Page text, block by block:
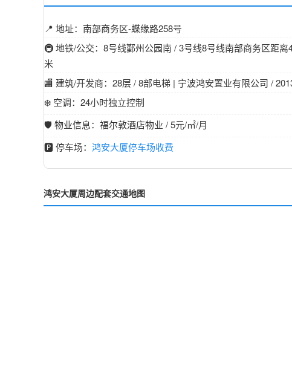
📍 地址：南部商务区-蝶缘路258号
🚇 地铁/公交：8号线鄞州公园南 / 3号线8号线南部商务区距
米
🏬 建筑/开发商：28层 / 8部电梯 | 宁波鸿安置业有限公司 /
❄️ 空调：24小时独立控制
🛡️ 物业信息：福尔敦酒店物业 / 5元/㎡/月
🅿️ 停车场： 鸿安大厦停车场收费
鸿安大厦周边配套交通地图